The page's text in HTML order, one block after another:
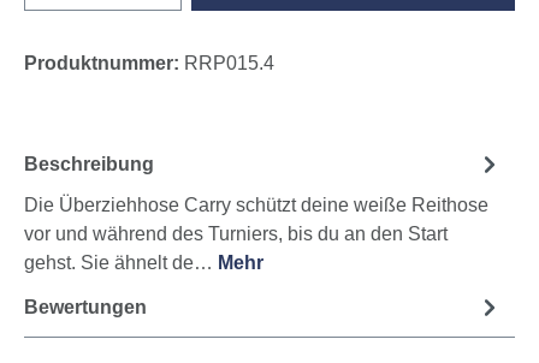
Produktnummer: RRP015.4
Beschreibung
Die Überziehhose Carry schützt deine weiße Reithose
vor und während des Turniers, bis du an den Start
gehst. Sie ähnelt de… Mehr
Bewertungen